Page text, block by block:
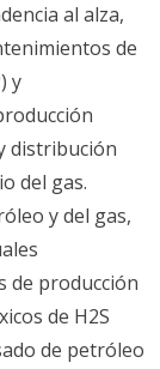
al alza,
de
y
distribución
del gas.
y del gas,
de producción
de H2S
de petróleo